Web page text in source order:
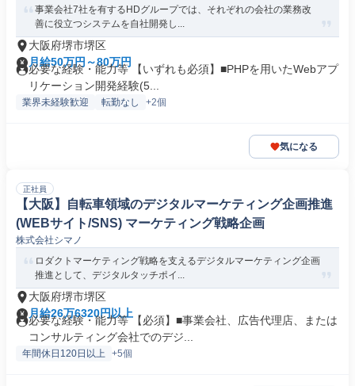
事業会社7社を有するHDグループでは、それぞれの会社の業務改
善に役立つシステムを自社開発し...
大阪府堺市堺区
月給50万円～80万円
必要な経験・能力等 【いずれも必須】■PHPを用いたWebアプ
リケーション開発経験(5...
業界未経験歓迎 転勤なし +2個
気になる
正社員
【大阪】自転車領域のデジタルマーケティング企画推進
(WEBサイト/SNS) マーケティング戦略企画
株式会社シマノ
ロダクトマーケティング戦略を支えるデジタルマーケティング企画
推進として、デジタルタッチポイ...
大阪府堺市堺区
月給26万6320円以上
必要な経験・能力等 【必須】■事業会社、広告代理店、または
コンサルティング会社でのデジ...
年間休日120日以上 +5個